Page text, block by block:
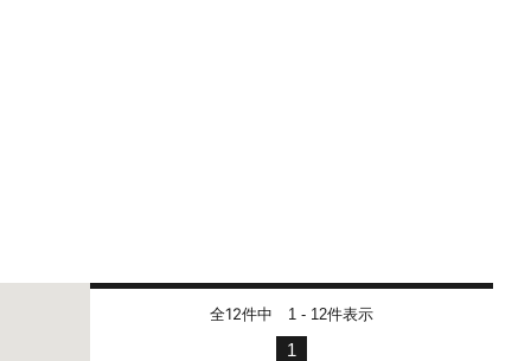
全12件中 1 - 12件表示
1